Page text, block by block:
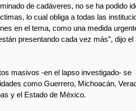
de cadáveres, no se ha podido
lo cual obliga a todas las
en el tema, como una medida
presentando cada vez más”, dijo el
masivos -en el lapso investigado- se
como Guerrero, Michoacán,
y el Estado de México.